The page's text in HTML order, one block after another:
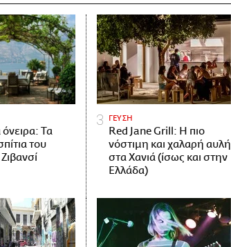
Τα
του
ΓΕΥΣΗ
Red Jane Grill: Η πιο
νόστιμη και χαλαρή αυλή
στα Χανιά (ίσως και στην
Ελλάδα)